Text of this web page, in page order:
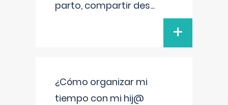
parto, compartir des...
+
¿Cómo organizar mi
tiempo con mi hij@